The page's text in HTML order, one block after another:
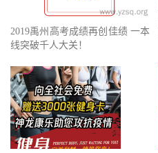
2019禹州高考成绩再创佳绩 一本
线突破千人大关！